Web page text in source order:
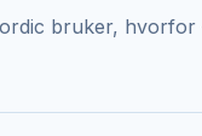
bruker, hvorfor